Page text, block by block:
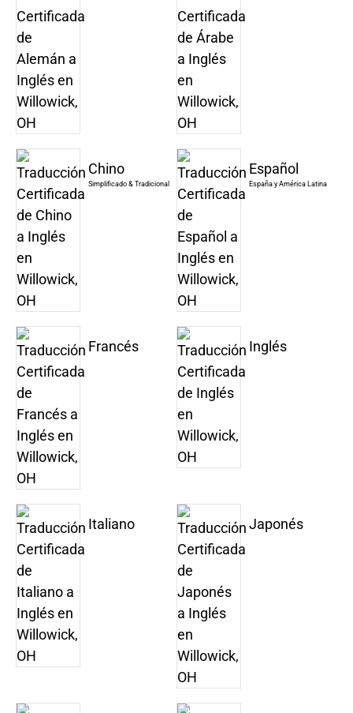
Chino
Simplificado & Tradicional
Español
España y América Latina
Francés Inglés
Italiano Japonés